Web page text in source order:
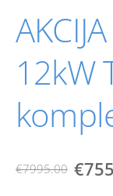
12kW
€7995.00